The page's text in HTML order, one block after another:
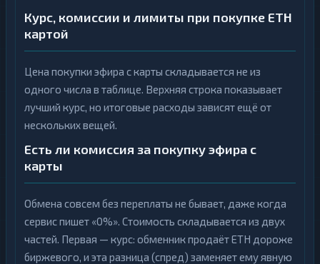
Курс, комиссии и лимиты при покупке ETH
картой
Цена покупки эфира с карты складывается не из
одного числа в таблице. Верхняя строка показывает
лучший курс, но итоговые расходы зависят ещё от
нескольких вещей.
Есть ли комиссия за покупку эфира с
карты
Обмена совсем без переплаты не бывает, даже когда
сервис пишет «0%». Стоимость складывается из двух
частей. Первая — курс: обменник продаёт ETH дороже
биржевого, и эта разница (спред) заменяет ему явную